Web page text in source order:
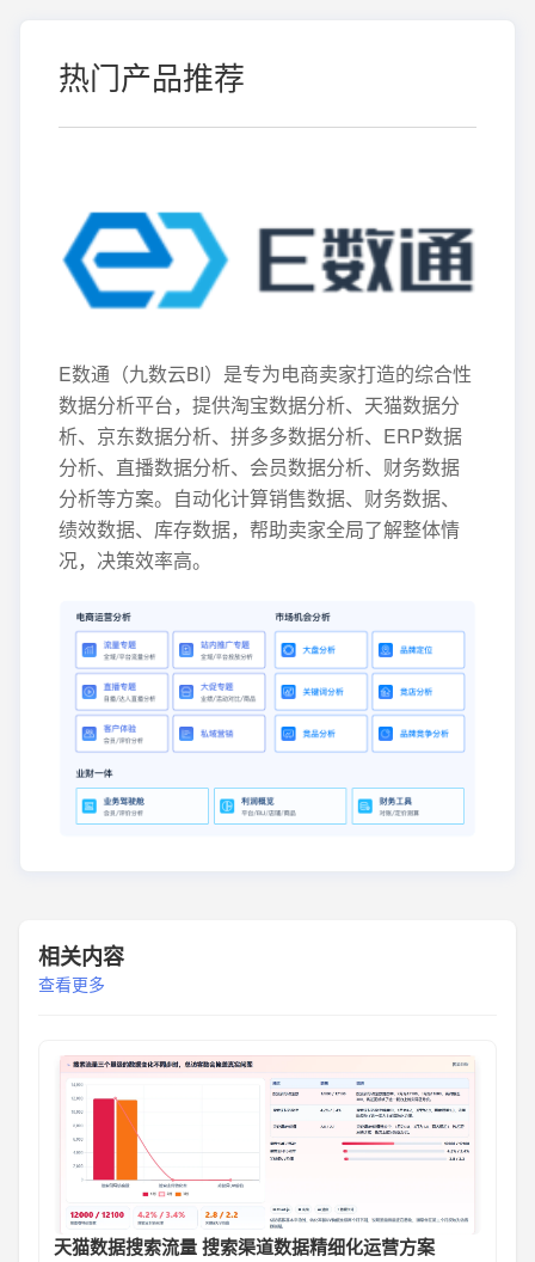
热门产品推荐
E数通（九数云BI）是专为电商卖家打造的综合性
数据分析平台，提供淘宝数据分析、天猫数据分
析、京东数据分析、拼多多数据分析、ERP数据
分析、直播数据分析、会员数据分析、财务数据
分析等方案。自动化计算销售数据、财务数据、
绩效数据、库存数据，帮助卖家全局了解整体情
况，决策效率高。
相关内容
查看更多
天猫数据搜索流量 搜索渠道数据精细化运营方案